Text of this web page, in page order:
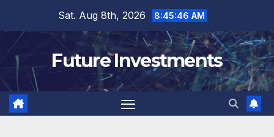
content
Sat. Aug 8th, 2026 8:45:47 AM
Future Investments